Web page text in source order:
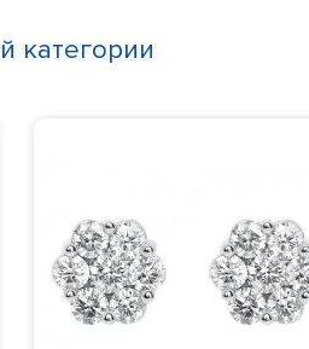
категории